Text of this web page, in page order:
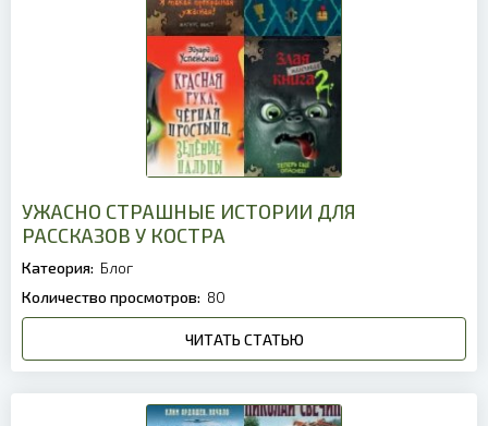
УЖАСНО СТРАШНЫЕ ИСТОРИИ ДЛЯ
РАССКАЗОВ У КОСТРА
Катеория: Блог
Количество просмотров: 80
ЧИТАТЬ СТАТЬЮ